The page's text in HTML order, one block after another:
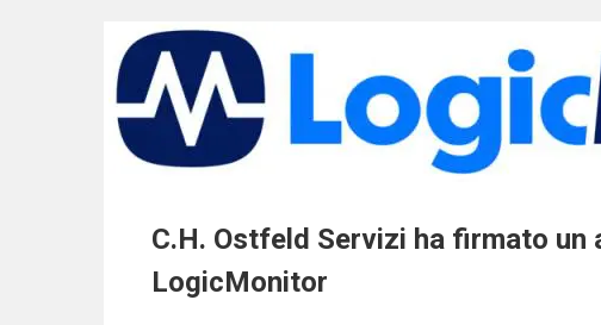
C.H. Ostfeld Servizi ha firmato
LogicMonitor